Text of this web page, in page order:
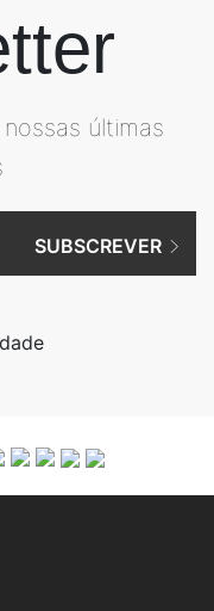
últimas
SUBSCREVER